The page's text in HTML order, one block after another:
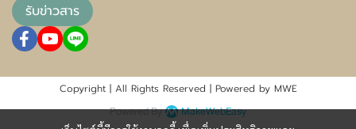
รับข่าวสาร
Copyright | All Rights Reserved | Powered by MWE
Powered By MakeWebEasy